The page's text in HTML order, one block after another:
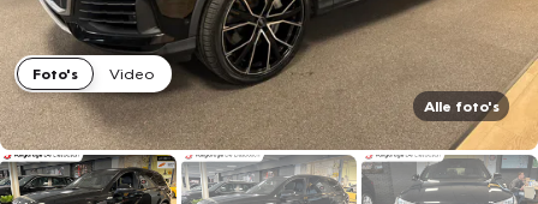
Foto's
Video
Alle foto's